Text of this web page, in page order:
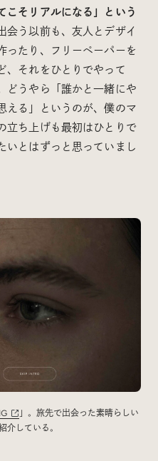
こそリアルになる」という
会う以前も、友人とデザイ
ったり、フリーペーパーを
、それをひとりでやって
どうやら「誰かと一緒にや
える」というのが、僕のマ
立ち上げも最初はひとりで
いとはずっと思っていまし
」。旅先で出会った素晴らしい
介している。